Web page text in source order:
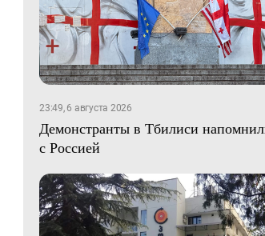
23:49, 6 августа 2026
Демонстранты в Тбилиси
с Россией